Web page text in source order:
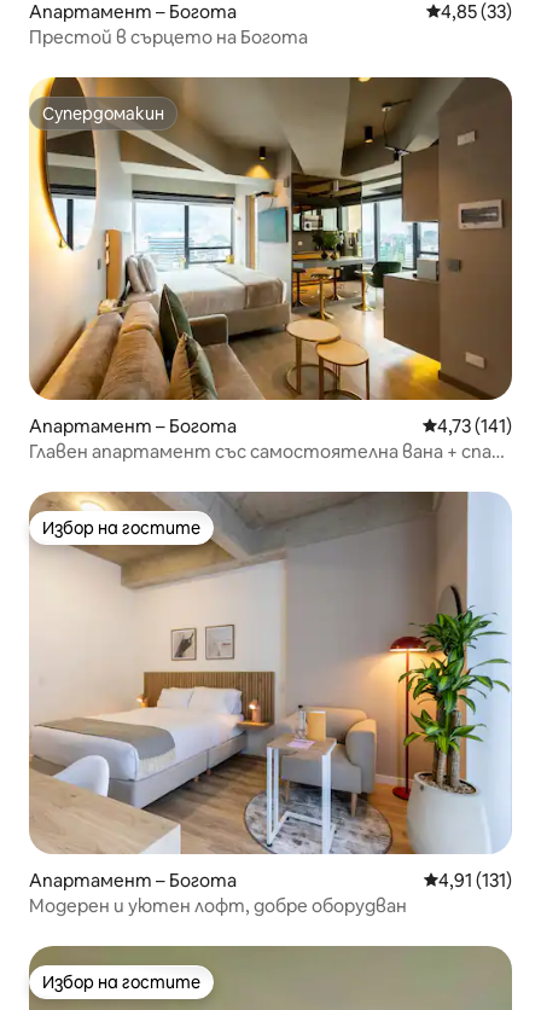
Апартамент – Богота Средна
4,85 (33)
Престой в сърцето на Богота
Супердомакин
Супердомакин
Апартамент – Богота Средна
4,73 (141)
Главен апартамент със самостоятелна вана + спа
Избор на гостите
Избор на гостите
Апартамент – Богота Средна
4,91 (131)
Модерен и уютен лофт, добре оборудван
Избор на гостите
Избор на гостите